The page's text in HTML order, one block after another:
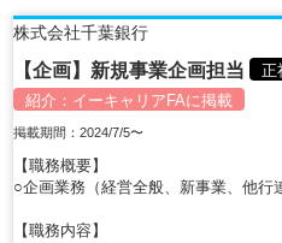
株式会社千葉銀行
【企画】新規事業企画担当
正
紹介： イーキャリアFAに掲載
掲載期間：2024/7/5〜
【職務概要】
○企画業務（経営全般、新事業、他行
【職務内容】